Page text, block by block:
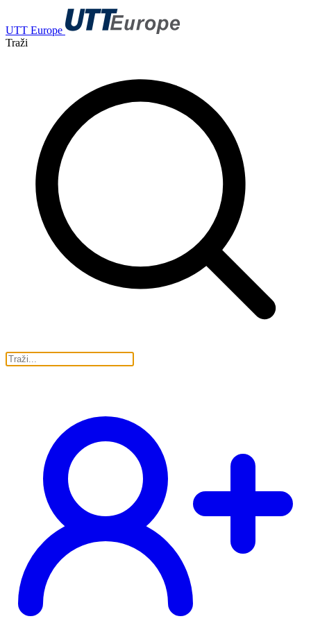
UTT Europe
Traži